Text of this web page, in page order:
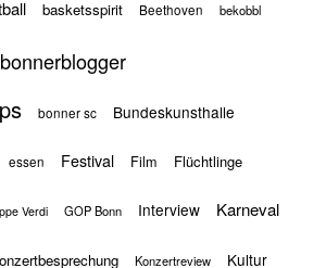
basketsspirit Beethoven bekobbl
bonnerblogger
bonner sc Bundeskunsthalle
essen Festival Film Flüchtlinge
Verdi GOP Bonn Interview Karneval
Konzertreview Kultur